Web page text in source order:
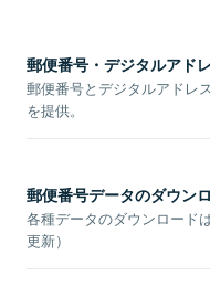
郵便番号・デジタルアド
郵便番号とデジタルアドレ
を提供。
郵便番号データのダウン
各種データのダウンロード
更新）